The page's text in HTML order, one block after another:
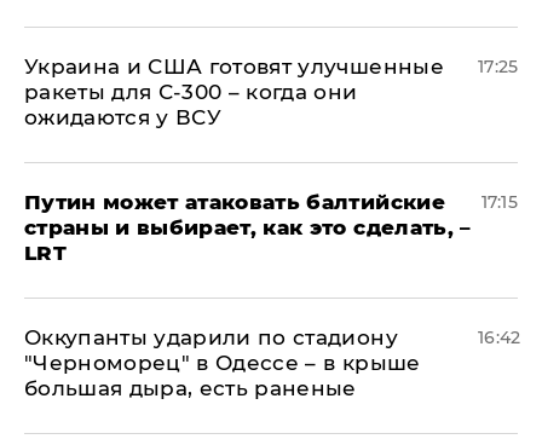
Украина и США готовят улучшенные
ракеты для С-300 – когда они
ожидаются у ВСУ
17:25
Путин может атаковать балтийские
страны и выбирает, как это сделать, –
LRT
17:15
Оккупанты ударили по стадиону
"Черноморец" в Одессе – в крыше
большая дыра, есть раненые
16:42